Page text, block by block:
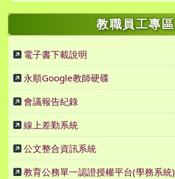
教職員工專區
電子書下載說明
永順Google教師硬碟
會議報告紀錄
線上差勤系統
公文整合資訊系統
教育公務單一認證授權平台(學務系統)